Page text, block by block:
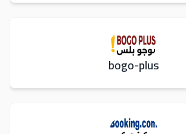
bogo-plus